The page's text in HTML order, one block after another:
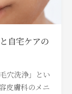
自宅ケアの
穴洗浄」とい
皮膚科のメニ